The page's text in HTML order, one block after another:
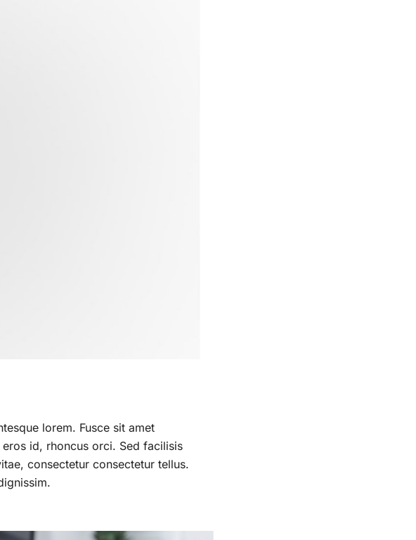
lorem. Fusce sit amet
id, rhoncus orci. Sed facilisis
consectetur consectetur tellus.